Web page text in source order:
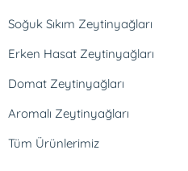
Soğuk Sıkım Zeytinyağları
Erken Hasat Zeytinyağları
Domat Zeytinyağları
Aromalı Zeytinyağları
Tüm Ürünlerimiz